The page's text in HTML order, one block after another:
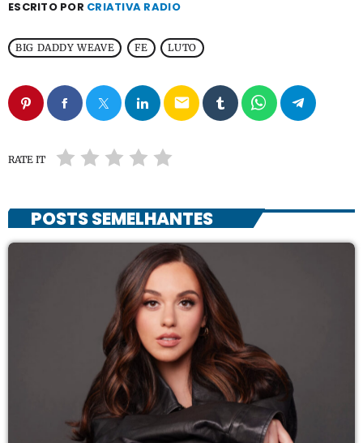
ESCRITO POR CRIATIVA RADIO
BIG DADDY WEAVE FE LUTO
email
RATE IT
POSTS SEMELHANTES